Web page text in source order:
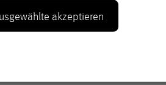
akzeptieren